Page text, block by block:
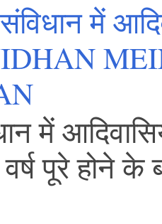
संविधान में
में
पूरे होने